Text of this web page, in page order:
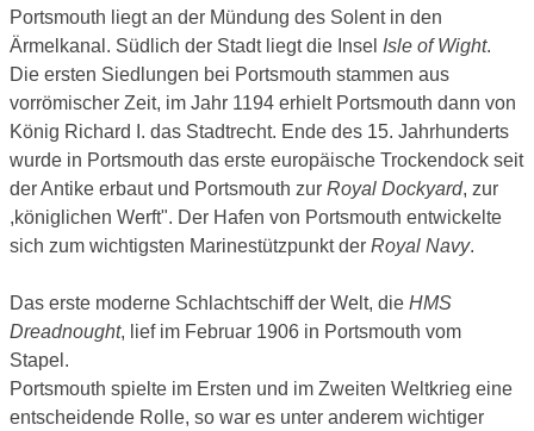
Portsmouth liegt an der Mündung des Solent in den
Ärmelkanal. Südlich der Stadt liegt die Insel Isle of Wight.
Die ersten Siedlungen bei Portsmouth stammen aus
vorrömischer Zeit, im Jahr 1194 erhielt Portsmouth dann von
König Richard I. das Stadtrecht. Ende des 15. Jahrhunderts
wurde in Portsmouth das erste europäische Trockendock seit
der Antike erbaut und Portsmouth zur Royal Dockyard, zur
,königlichen Werft". Der Hafen von Portsmouth entwickelte
sich zum wichtigsten Marinestützpunkt der Royal Navy.
Das erste moderne Schlachtschiff der Welt, die HMS
Dreadnought, lief im Februar 1906 in Portsmouth vom
Stapel.
Portsmouth spielte im Ersten und im Zweiten Weltkrieg eine
entscheidende Rolle, so war es unter anderem wichtiger